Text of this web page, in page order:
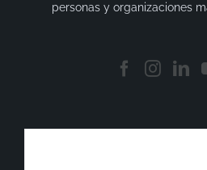
personas y organizaciones